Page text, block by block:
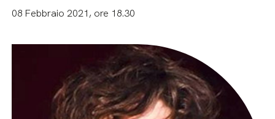
08 Febbraio 2021, ore 18.30